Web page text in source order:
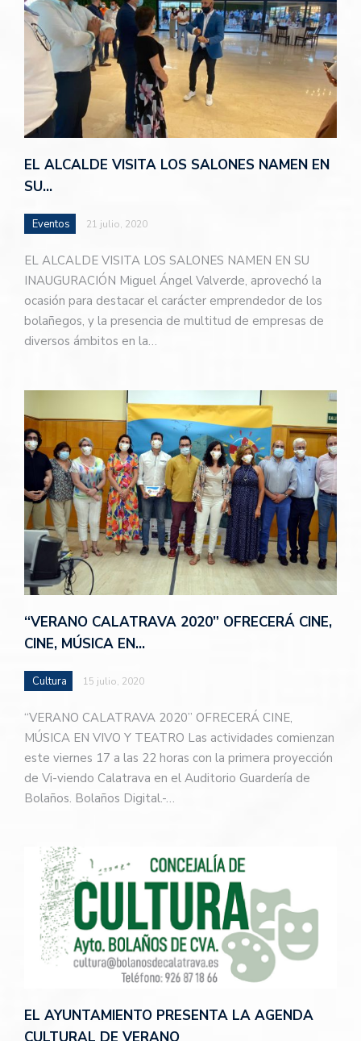
EL ALCALDE VISITA LOS SALONES NAMEN EN
SU…
Eventos 21 julio, 2020
EL ALCALDE VISITA LOS SALONES NAMEN EN SU
INAUGURACIÓN Miguel Ángel Valverde, aprovechó la
ocasión para destacar el carácter emprendedor de los
bolañegos, y la presencia de multitud de empresas de
diversos ámbitos en la…
“VERANO CALATRAVA 2020” OFRECERÁ CINE,
CINE, MÚSICA EN…
Cultura 15 julio, 2020
“VERANO CALATRAVA 2020” OFRECERÁ CINE,
MÚSICA EN VIVO Y TEATRO Las actividades comienzan
este viernes 17 a las 22 horas con la primera proyección
de Vi-viendo Calatrava en el Auditorio Guardería de
Bolaños. Bolaños Digital.-…
EL AYUNTAMIENTO PRESENTA LA AGENDA
CULTURAL DE VERANO